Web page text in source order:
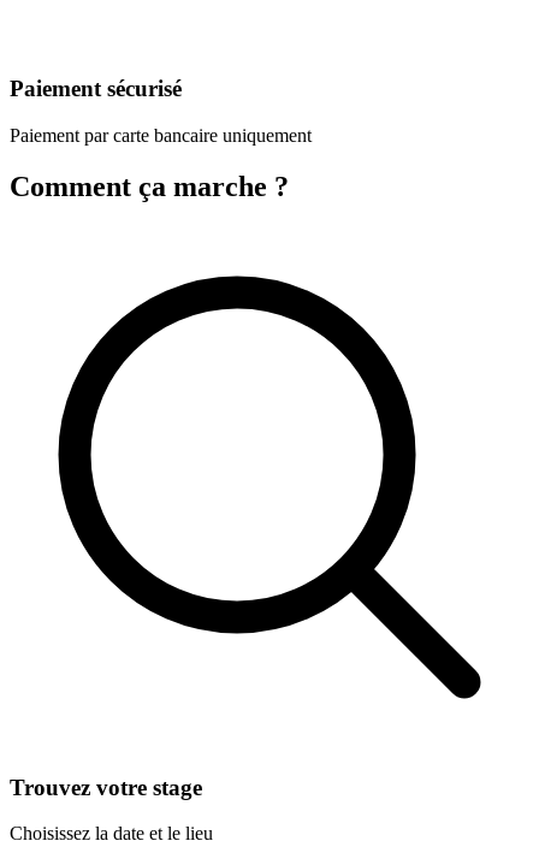
Paiement sécurisé
Paiement par carte bancaire uniquement
Comment ça marche ?
Trouvez votre stage
Choisissez la date et le lieu